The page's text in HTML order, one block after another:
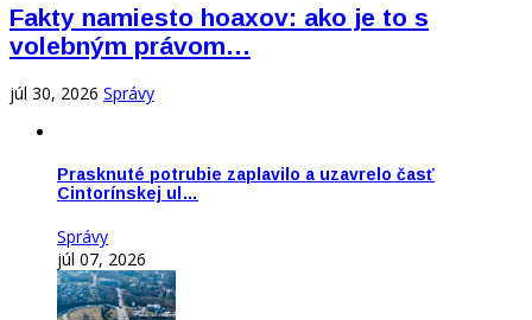
Fakty namiesto hoaxov: ako je to s
volebným právom…
júl 30, 2026 Správy
Prasknuté potrubie zaplavilo a uzavrelo časť
Cintorínskej ul…
Správy
júl 07, 2026